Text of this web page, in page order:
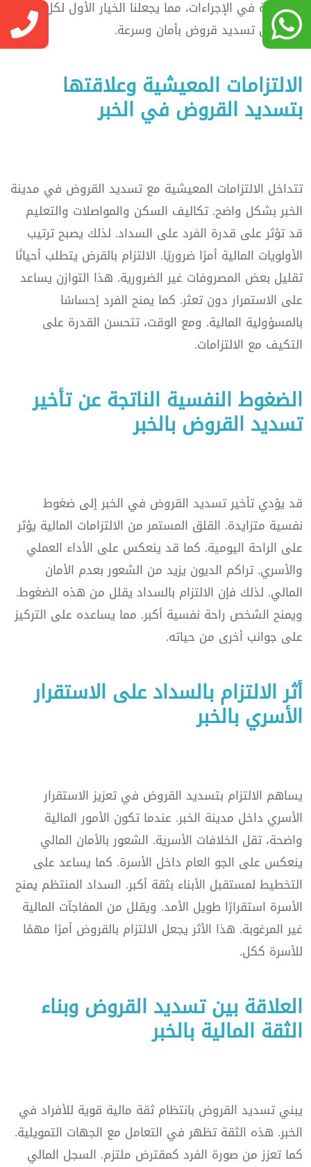
وسهولة في الإجراءات، مما يجعلنا الخيار الأول لكل من
يبحث عن تسديد قروض بأمان وسرعة.
الالتزامات المعيشية وعلاقتها
بتسديد القروض في الخبر
تتداخل الالتزامات المعيشية مع تسديد القروض في مدينة
الخبر بشكل واضح. تكاليف السكن والمواصلات والتعليم
قد تؤثر على قدرة الفرد على السداد. لذلك يصبح ترتيب
الأولويات المالية أمرًا ضروريًا. الالتزام بالقرض يتطلب أحيانًا
تقليل بعض المصروفات غير الضرورية. هذا التوازن يساعد
على الاستمرار دون تعثر. كما يمنح الفرد إحساسًا
بالمسؤولية المالية. ومع الوقت، تتحسن القدرة على
التكيف مع الالتزامات.
الضغوط النفسية الناتجة عن تأخير
تسديد القروض بالخبر
قد يؤدي تأخير تسديد القروض في الخبر إلى ضغوط
نفسية متزايدة. القلق المستمر من الالتزامات المالية يؤثر
على الراحة اليومية. كما قد ينعكس على الأداء العملي
والأسري. تراكم الديون يزيد من الشعور بعدم الأمان
المالي. لذلك فإن الالتزام بالسداد يقلل من هذه الضغوط.
ويمنح الشخص راحة نفسية أكبر. مما يساعده على التركيز
على جوانب أخرى من حياته.
أثر الالتزام بالسداد على الاستقرار
الأسري بالخبر
يساهم الالتزام بتسديد القروض في تعزيز الاستقرار
الأسري داخل مدينة الخبر. عندما تكون الأمور المالية
واضحة، تقل الخلافات الأسرية. الشعور بالأمان المالي
ينعكس على الجو العام داخل الأسرة. كما يساعد على
التخطيط لمستقبل الأبناء بثقة أكبر. السداد المنتظم يمنح
الأسرة استقرارًا طويل الأمد. ويقلل من المفاجآت المالية
غير المرغوبة. هذا الأثر يجعل الالتزام بالقروض أمرًا مهمًا
للأسرة ككل.
العلاقة بين تسديد القروض وبناء
الثقة المالية بالخبر
يبني تسديد القروض بانتظام ثقة مالية قوية للأفراد في
الخبر. هذه الثقة تظهر في التعامل مع الجهات التمويلية.
كما تعزز من صورة الفرد كمقترض ملتزم. السجل المالي